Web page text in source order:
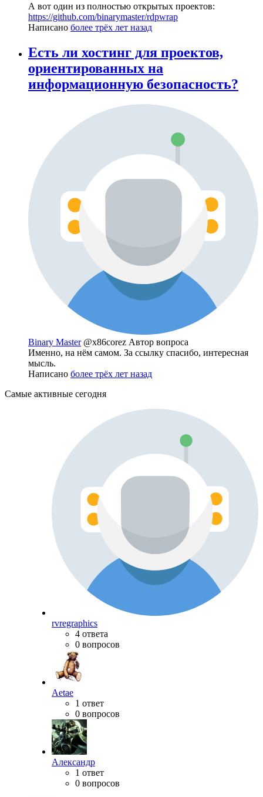
А вот один из полностью открытых проектов:
https://github.com/binarymaster/rdpwrap
Написано более трёх лет назад
Есть ли хостинг для проектов,
ориентированных на
информационную безопасность?
Binary Master @x86corez Автор вопроса
Именно, на нём самом. За ссылку спасибо, интересная
мысль.
Написано более трёх лет назад
Самые активные сегодня
rvregraphics
4 ответа
0 вопросов
Aetae
1 ответ
0 вопросов
Александр
1 ответ
0 вопросов